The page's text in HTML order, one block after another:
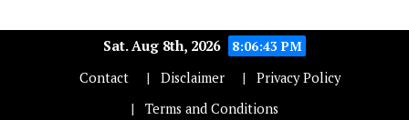
Sat. Aug 8th, 2026
8:06:44 PM
Contact
Disclaimer
Privacy Policy
Terms and Conditions